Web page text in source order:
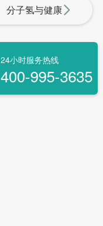
分子氢与健康
24小时服务热线
400-995-3635